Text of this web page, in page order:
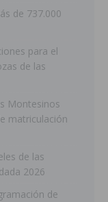
de 737.000
para el
de las
Montesinos
matriculación
de las
2026
de